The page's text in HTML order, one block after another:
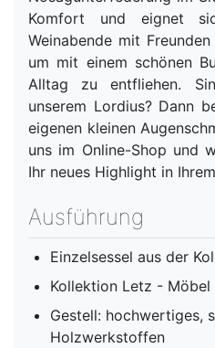
Komfort und eignet
Weinabende mit
um mit einem schönen
Alltag zu entfliehen.
unserem Lordius? Dann
eigenen kleinen
uns im Online-Shop und
Ihr neues Highlight in
Ausführung
Einzelsessel aus der
Kollektion Letz - Möbel
Gestell: hochwertiges,
Holzwerkstoffen